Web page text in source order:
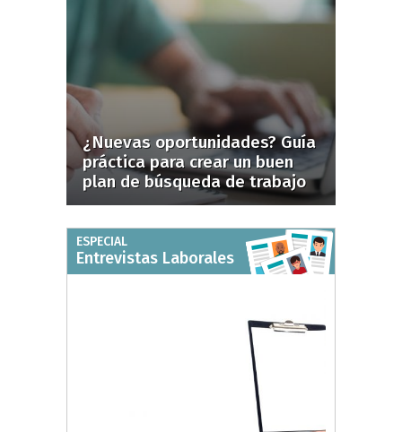
¿Nuevas oportunidades? Guía
práctica para crear un buen
plan de búsqueda de trabajo
ESPECIAL
Entrevistas Laborales